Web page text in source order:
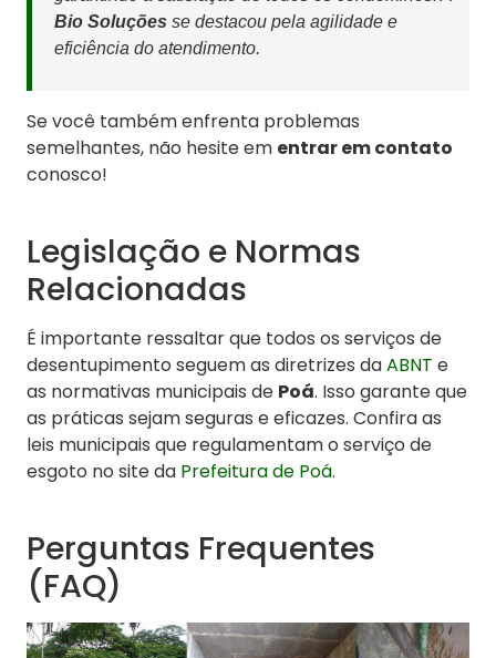
Bio Soluções se destacou pela agilidade e
eficiência do atendimento.
Se você também enfrenta problemas
semelhantes, não hesite em entrar em contato
conosco!
Legislação e Normas
Relacionadas
É importante ressaltar que todos os serviços de
desentupimento seguem as diretrizes daABNT e
as normativas municipais de Poá. Isso garante que
as práticas sejam seguras e eficazes. Confira as
leis municipais que regulamentam o serviço de
esgoto no site da Prefeitura de Poá.
Perguntas Frequentes
(FAQ)